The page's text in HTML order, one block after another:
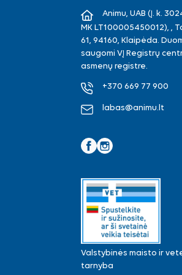
Animu, UAB (Į. k.
MK LT100005450012), ,
61, 94160, Klaipėda.
saugomi VĮ Registrų
asmenų registre.
+370 669 77 900
labas@animu.lt
Valstybinės maisto ir
tarnyba